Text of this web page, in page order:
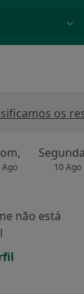
os
Ago 10 Ago
não está